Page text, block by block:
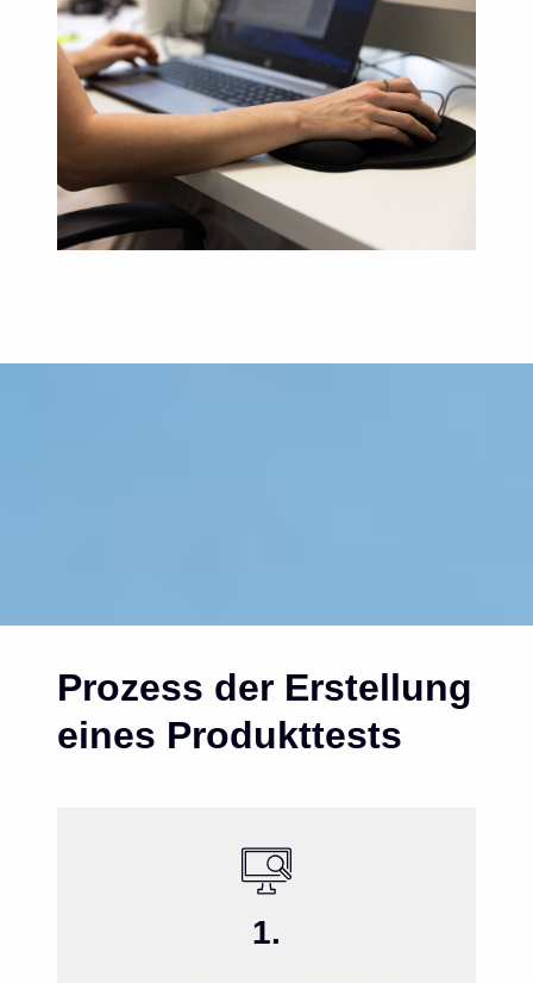
Prozess der Erstellung
eines Produkttests
1.